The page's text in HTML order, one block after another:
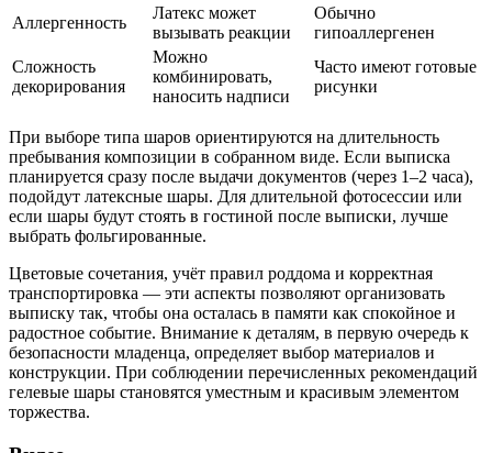
Аллергенность
Латекс может
вызывать реакции
Обычно
гипоаллергенен
Сложность
декорирования
Можно
комбинировать,
наносить надписи
Часто имеют готовые
рисунки
При выборе типа шаров ориентируются на длительность
пребывания композиции в собранном виде. Если выписка
планируется сразу после выдачи документов (через 1–2 часа),
подойдут латексные шары. Для длительной фотосессии или
если шары будут стоять в гостиной после выписки, лучше
выбрать фольгированные.
Цветовые сочетания, учёт правил роддома и корректная
транспортировка — эти аспекты позволяют организовать
выписку так, чтобы она осталась в памяти как спокойное и
радостное событие. Внимание к деталям, в первую очередь к
безопасности младенца, определяет выбор материалов и
конструкции. При соблюдении перечисленных рекомендаций
гелевые шары становятся уместным и красивым элементом
торжества.